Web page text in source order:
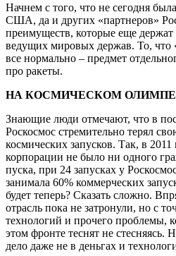
Начнем с того, что не сегодня
США, да и других «партнеров»
преимуществ, которые еще
ведущих мировых держав. То, что
все нормально – предмет
про ракеты.
НА КОСМИЧЕСКОМ ОЛИМПЕ
Знающие люди отмечают, что в
Роскосмос стремительно терял
космических запусков. Так, в
корпорации не было ни одного
пуска, при 24 запусках у
занимала 60% коммерческих
будет теперь? Сказать сложно.
отрасль пока не затронули, но с
технологий и прочего проблемы,
этом фронте теснят не стесняясь.
дело даже не в деньгах и